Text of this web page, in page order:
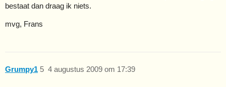
bestaat dan draag ik niets.
mvg, Frans
Grumpy1 4 augustus 2009 om 17:39
5